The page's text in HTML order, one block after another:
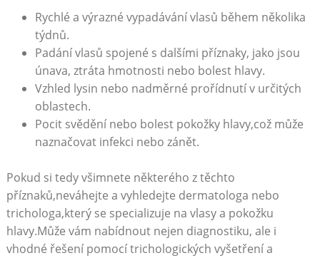
Rychlé a výrazné vypadávání vlasů během několika
týdnů.
Padání vlasů spojené s dalšími příznaky, jako jsou
únava, ztráta hmotnosti nebo bolest hlavy.
Vzhled lysin nebo nadměrné prořídnutí v určitých
oblastech.
Pocit svědění nebo bolest pokožky hlavy,což může
naznačovat infekci nebo zánět.
Pokud si tedy všimnete některého z těchto
příznaků,neváhejte a vyhledejte dermatologa nebo
trichologa,který se specializuje na vlasy a pokožku
hlavy.Může vám nabídnout nejen diagnostiku, ale i
vhodné řešení pomocí trichologických vyšetření a